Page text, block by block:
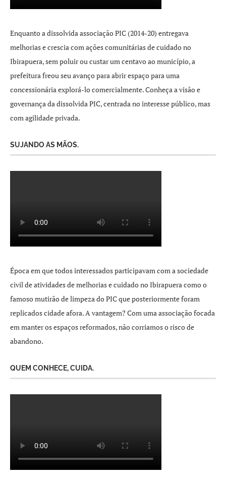
Enquanto a dissolvida associação PIC (2014-20) entregava
melhorias e crescia com ações comunitárias de cuidado no
Ibirapuera, sem poluir ou custar um centavo ao município, a
prefeitura freou seu avanço para abrir espaço para uma
concessionária explorá-lo comercialmente. Conheça a visão e
governança da dissolvida PIC, centrada no interesse público, mas
com agilidade privada.
SUJANDO AS MÃOS.
Época em que todos interessados participavam com a sociedade
civil de atividades de melhorias e cuidado no Ibirapuera como o
famoso mutirão de limpeza do PIC que posteriormente foram
replicados cidade afora. A vantagem? Com uma associação focada
em manter os espaços reformados, não corriamos o risco de
abandono.
QUEM CONHECE, CUIDA.